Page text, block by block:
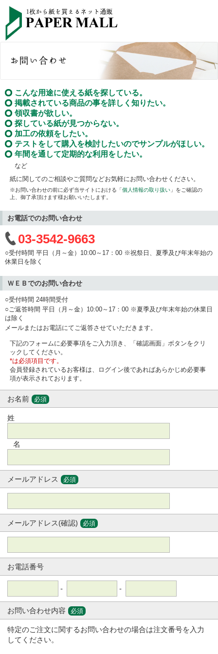
こんな用途に使える紙を探している。
掲載されている商品の事を詳しく知りたい。
領収書が欲しい。
探している紙が見つからない。
加工の依頼をしたい。
テストをして購入を検討したいのでサンプルがほしい。
年間を通して定期的な利用をしたい。
など
紙に関してのご相談やご質問などお気軽にお問い合わせください。
※お問い合わせの前に必ず当サイトにおける「個人情報の取り扱い 」をご確認の
上、御了承頂けます様お願いいたします。
お電話でのお問い合わせ
03-3542-9663
○受付時間 平日（月～金）10:00～17：00 ※祝祭日、夏季及び年末年始の
休業日を除く
ＷＥＢでのお問い合わせ
○受付時間 24時間受付
○ご返答時間 平日（月～金）10:00～17：00 ※夏季及び年末年始の休業日
は除く
メールまたはお電話にてご返答させていただきます。
下記のフォームに必要事項をご入力頂き、「確認画面」ボタンをクリ
ックしてください。
*は必須項目です。
会員登録されているお客様は、ログイン後であればあらかじめ必要事
項が表示されております。
お名前 必須
姓
名
メールアドレス 必須
メールアドレス(確認) 必須
お電話番号
- -
お問い合わせ内容 必須
特定のご注文に関するお問い合わせの場合は注文番号を入力
してください。